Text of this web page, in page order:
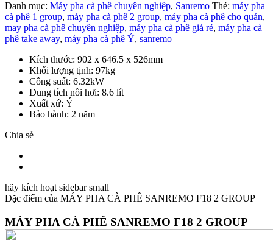
Danh mục: Máy pha cà phê chuyên nghiệp, Sanremo Thẻ: máy pha
cà phê 1 group, máy pha cà phê 2 group, máy pha cà phê cho quán,
may pha cà phê chuyên nghiệp, máy pha cà phê giá rẻ, máy pha cà
phê take away, máy pha cà phê Ý, sanremo
Kích thước: 902 x 646.5 x 526mm
Khối lượng tịnh: 97kg
Công suất: 6.32kW
Dung tích nồi hơi: 8.6 lít
Xuất xứ: Ý
Bảo hành: 2 năm
Chia sẻ
hãy kích hoạt sidebar small
Đặc điểm của MÁY PHA CÀ PHÊ SANREMO F18 2 GROUP
MÁY PHA CÀ PHÊ SANREMO F18 2 GROUP